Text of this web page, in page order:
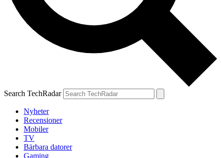
Search TechRadar
Nyheter
Recensioner
Mobiler
TV
Bärbara datorer
Gaming